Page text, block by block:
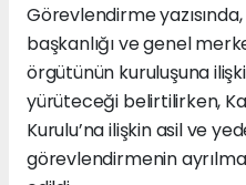
Görevlendirme
başkanlığı ve genel
örgütünün kuruluşuna
yürüteceği belirtilirken,
Kurulu’na ilişkin asil ve
görevlendirmenin